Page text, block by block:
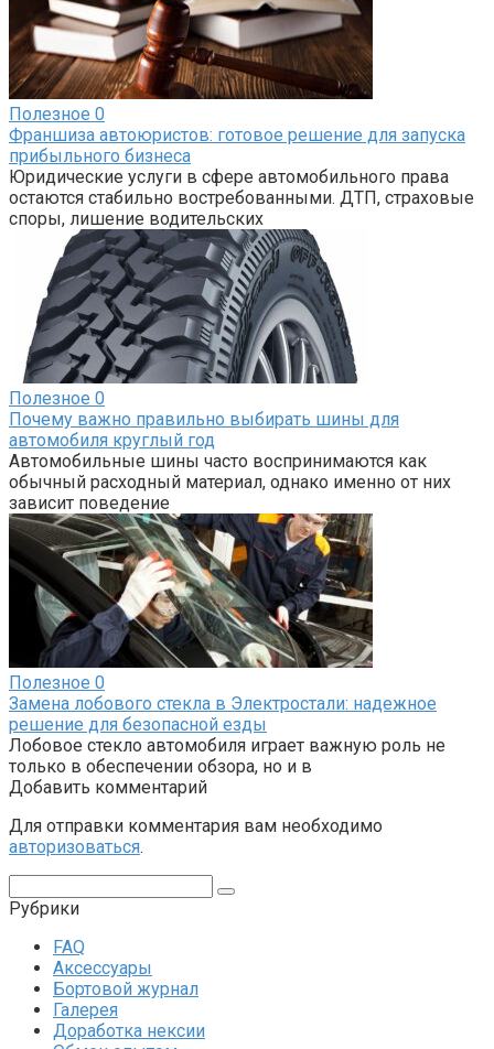
Полезное 0
Франшиза автоюристов: готовое решение для запуска
прибыльного бизнеса
Юридические услуги в сфере автомобильного права
остаются стабильно востребованными. ДТП, страховые
споры, лишение водительских
Полезное 0
Почему важно правильно выбирать шины для
автомобиля круглый год
Автомобильные шины часто воспринимаются как
обычный расходный материал, однако именно от них
зависит поведение
Полезное 0
Замена лобового стекла в Электростали: надежное
решение для безопасной езды
Лобовое стекло автомобиля играет важную роль не
только в обеспечении обзора, но и в
Добавить комментарий
Для отправки комментария вам необходимо
авторизоваться.
Рубрики
FAQ
Аксессуары
Бортовой журнал
Галерея
Доработка нексии